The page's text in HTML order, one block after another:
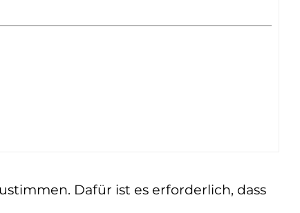
Dafür ist es erforderlich, dass